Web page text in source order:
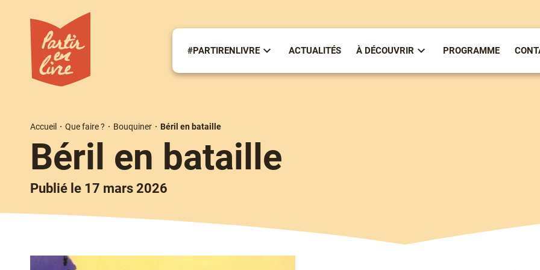
contenu
principal
#PARTIRENLIVRE
Sous-
#partirenlivre
ACTUALITÉS À DÉCOUVRIR
Sous-
À
PROGRAMME
d'Ariane
Accueil Que faire ? Bouquiner Béril en bataille
Béril en bataille
Publié le 17 mars 2026